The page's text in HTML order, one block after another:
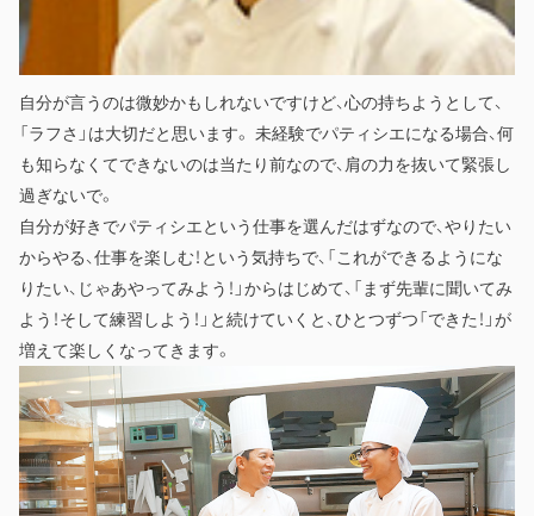
自分が言うのは微妙かもしれないですけど、心の持ちようとして、
「ラフさ」は大切だと思います。 未経験でパティシエになる場合、何
も知らなくてできないのは当たり前なので、肩の力を抜いて緊張し
過ぎないで。
自分が好きでパティシエという仕事を選んだはずなので、やりたい
からやる、仕事を楽しむ！という気持ちで、「これができるようにな
りたい、じゃあやってみよう！」からはじめて、「まず先輩に聞いてみ
よう！そして練習しよう！」と続けていくと、ひとつずつ「できた！」が
増えて楽しくなってきます。